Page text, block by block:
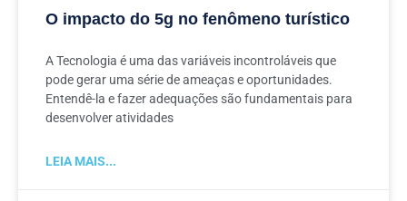
O impacto do 5g no fenômeno turístico
A Tecnologia é uma das variáveis incontroláveis que
pode gerar uma série de ameaças e oportunidades.
Entendê-la e fazer adequações são fundamentais para
desenvolver atividades
LEIA MAIS...